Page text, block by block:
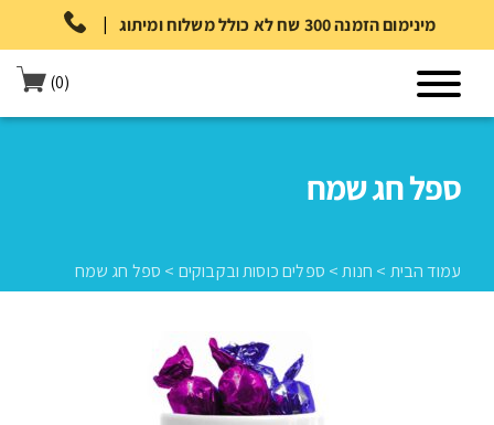
| מינימום הזמנה 300 שח לא כולל משלוח ומיתוג
(0)
ספל חג שמח
עמוד הבית > חנות> ספלים כוסות ובקבוקים > ספל חג שמח
ספלים כוסות ובקבוקים >ספל חג שמח